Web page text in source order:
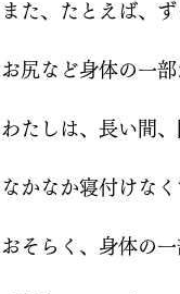
また、たとえば、
お尻など身体の一
わたしは、長い間
なかなか寝付けな
おそらく、身体の